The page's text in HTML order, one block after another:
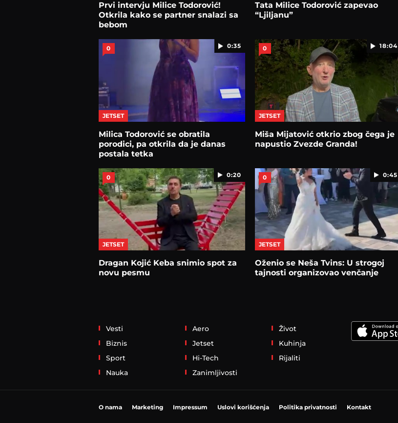
Prvi intervju Milice Todorović!
Otkrila kako se partner snalazi sa
bebom
Tata Milice Todorović zapevao
“Ljiljanu”
0:35
0
JETSET
Milica Todorović se obratila
porodici, pa otkrila da je danas
postala tetka
18:04
0
JETSET
Miša Mijatović otkrio zbog čega je
napustio Zvezde Granda!
0:20
0
JETSET
Dragan Kojić Keba snimio spot za
novu pesmu
0:45
0
JETSET
Oženio se Neša Tvins: U strogoj
tajnosti organizovao venčanje
Vesti
Biznis
Sport
Nauka
Aero
Jetset
Hi-Tech
Zanimljivosti
Život
Kuhinja
Rijaliti
O nama Marketing Impressum Uslovi korišćenja Politika privatnosti Kontakt